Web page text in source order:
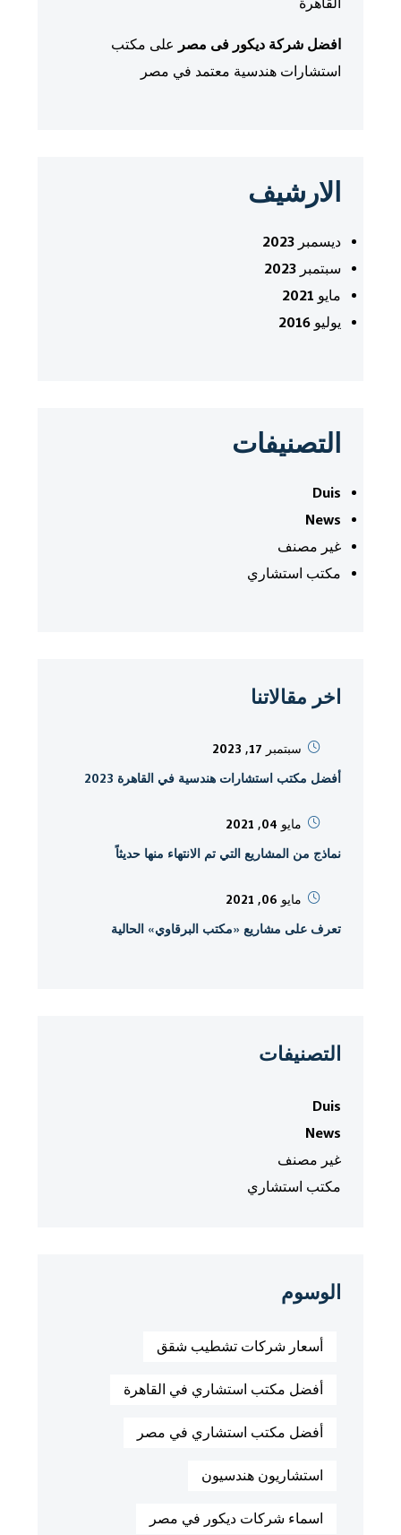
القاهرة
افضل شركة ديكور فى مصر على مكتب
استشارات هندسية معتمد في مصر
الارشيف
ديسمبر 2023
سبتمبر 2023
مايو 2021
يوليو 2016
التصنيفات
Duis
News
غير مصنف
مكتب استشاري
اخر مقالاتنا
سبتمبر 17, 2023
أفضل مكتب استشارات هندسية في القاهرة 2023
مايو 04, 2021
نماذج من المشاريع التي تم الانتهاء منها حديثاً
مايو 06, 2021
تعرف على مشاريع «مكتب البرقاوي» الحالية
التصنيفات
Duis
News
غير مصنف
مكتب استشاري
الوسوم
أسعار شركات تشطيب شقق
أفضل مكتب استشاري في القاهرة
أفضل مكتب استشاري في مصر
استشاريون هندسيون
اسماء شركات ديكور في مصر